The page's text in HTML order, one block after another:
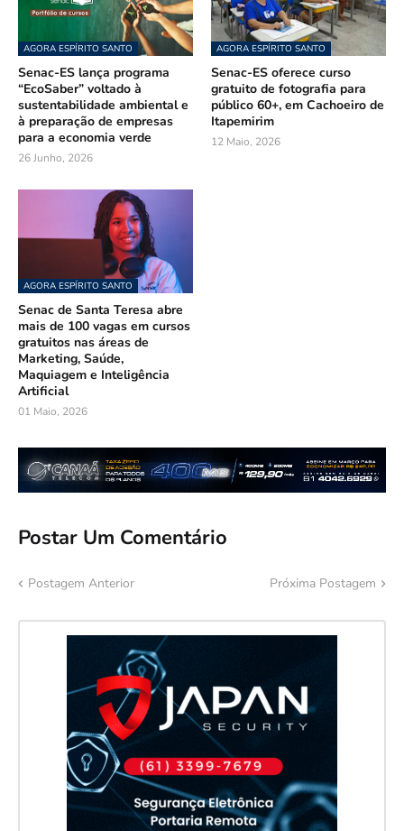
AGORA ESPÍRITO SANTO
Senac-ES lança programa
“EcoSaber” voltado à
sustentabilidade ambiental e
à preparação de empresas
para a economia verde
26 Junho, 2026
AGORA ESPÍRITO SANTO
Senac-ES oferece curso
gratuito de fotografia para
público 60+, em Cachoeiro de
Itapemirim
12 Maio, 2026
AGORA ESPÍRITO SANTO
Senac de Santa Teresa abre
mais de 100 vagas em cursos
gratuitos nas áreas de
Marketing, Saúde,
Maquiagem e Inteligência
Artificial
01 Maio, 2026
Postar Um Comentário
Postagem Anterior Próxima Postagem